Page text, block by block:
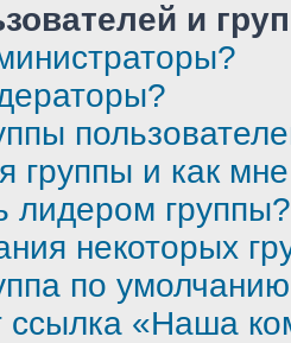
и
группы и как
лидером группы?
некоторых
по
ссылка «Наша